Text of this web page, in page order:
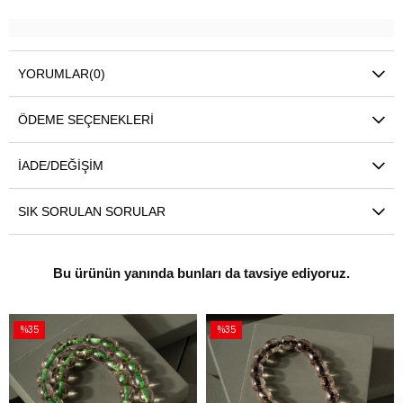
YORUMLAR(0)
ÖDEME SEÇENEKLERI
İADE/DEĞIŞIM
SIK SORULAN SORULAR
Bu ürünün yanında bunları da tavsiye ediyoruz.
%35
%35İndirim
%35
İndirim
%35İndirim